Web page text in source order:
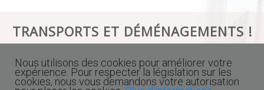
TRANSPORTS ET DÉMÉNAGEMENTS !
+32 476 61 61 61
Nous utilisons des cookies pour améliorer votre
expérience. Pour respecter la législation sur les
cookies, nous vous demandons votre autorisation